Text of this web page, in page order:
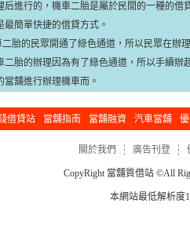
進行的，機車二胎是屬於民間的一種的借
簡單快捷的借貸方式。
胎的民眾開通了綠色通道，所以民眾在辦
二胎的辦理因為有了綠色通道，所以手續
舖進行辦理機車而。
借貸站 當舖指南 當舖融資 汽車當舖
關於我們 廣告刊登
CopyRight當舖質借站 ©All
本網站最低解析度